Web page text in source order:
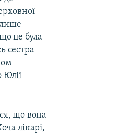
це була
сестра
що вона
лікарі,